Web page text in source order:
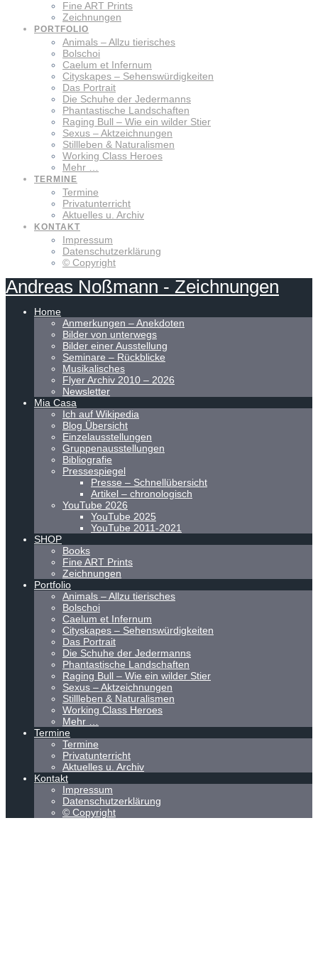
Fine ART Prints
Zeichnungen
PORTFOLIO
Animals – Allzu tierisches
Bolschoi
Caelum et Infernum
Cityskapes – Sehenswürdigkeiten
Das Portrait
Die Schuhe der Jedermanns
Phantastische Landschaften
Raging Bull – Wie ein wilder Stier
Sexus – Aktzeichnungen
Stillleben & Naturalismen
Working Class Heroes
Mehr …
TERMINE
Termine
Privatunterricht
Aktuelles u. Archiv
KONTAKT
Impressum
Datenschutzerklärung
© Copyright
Andreas Noßmann - Zeichnungen
Home
Anmerkungen – Anekdoten
Bilder von unterwegs
Bilder einer Ausstellung
Seminare – Rückblicke
Musikalisches
Flyer Archiv 2010 – 2026
Newsletter
Mia Casa
Ich auf Wikipedia
Blog Übersicht
Einzelausstellungen
Gruppenausstellungen
Bibliografie
Pressespiegel
Presse – Schnellübersicht
Artikel – chronologisch
YouTube 2026
YouTube 2025
YouTube 2011-2021
SHOP
Books
Fine ART Prints
Zeichnungen
Portfolio
Animals – Allzu tierisches
Bolschoi
Caelum et Infernum
Cityskapes – Sehenswürdigkeiten
Das Portrait
Die Schuhe der Jedermanns
Phantastische Landschaften
Raging Bull – Wie ein wilder Stier
Sexus – Aktzeichnungen
Stillleben & Naturalismen
Working Class Heroes
Mehr …
Termine
Termine
Privatunterricht
Aktuelles u. Archiv
Kontakt
Impressum
Datenschutzerklärung
© Copyright